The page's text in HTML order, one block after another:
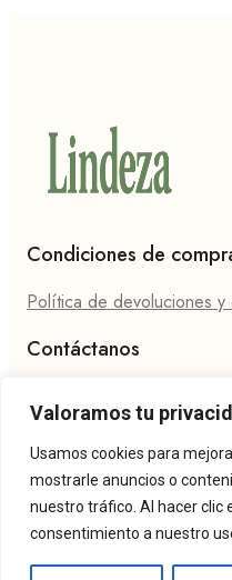
Valoramos tu
Usamos cookies para
mostrarle anuncios o
nuestro tráfico. Al hacer clic
consentimiento a nuestro
Condiciones de
Política de devoluciones y
Contáctanos